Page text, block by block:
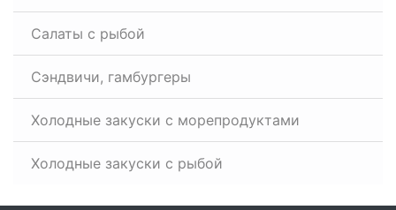
Салаты с рыбой
Сэндвичи, гамбургеры
Холодные закуски с морепродуктами
Холодные закуски с рыбой